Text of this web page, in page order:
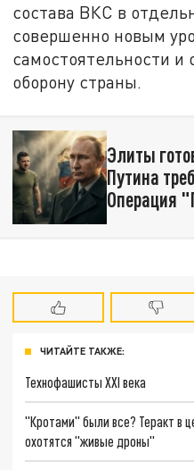
состава ВКС в
совершенно новым
самостоятельности и
оборону страны.
Элиты
Путина
Операция
ЧИТАЙТЕ ТАКЖЕ:
Технофашисты XXI века
"Кротами" были все? Теракт в
охотятся "живые дроны"